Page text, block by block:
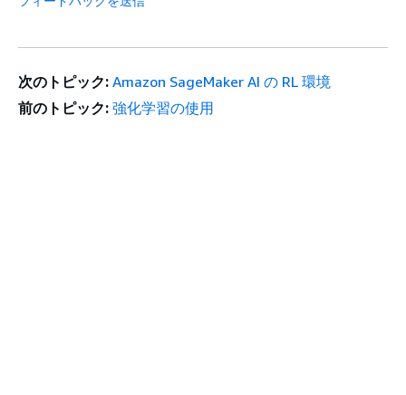
次のトピック: Amazon SageMaker AI の RL 環境
前のトピック: 強化学習の使用